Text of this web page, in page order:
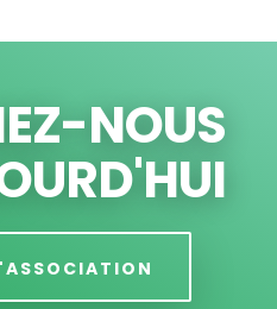
NOUS